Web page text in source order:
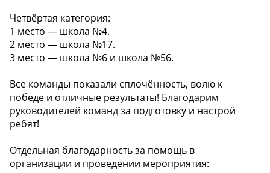
Четвёртая категория:
1 место — школа №4.
2 место — школа №17.
3 место — школа №6 и школа №56.
Все команды показали сплочённость, волю к
победе и отличные результаты! Благодарим
руководителей команд за подготовку и настрой
ребят!
Отдельная благодарность за помощь в
организации и проведении мероприятия: